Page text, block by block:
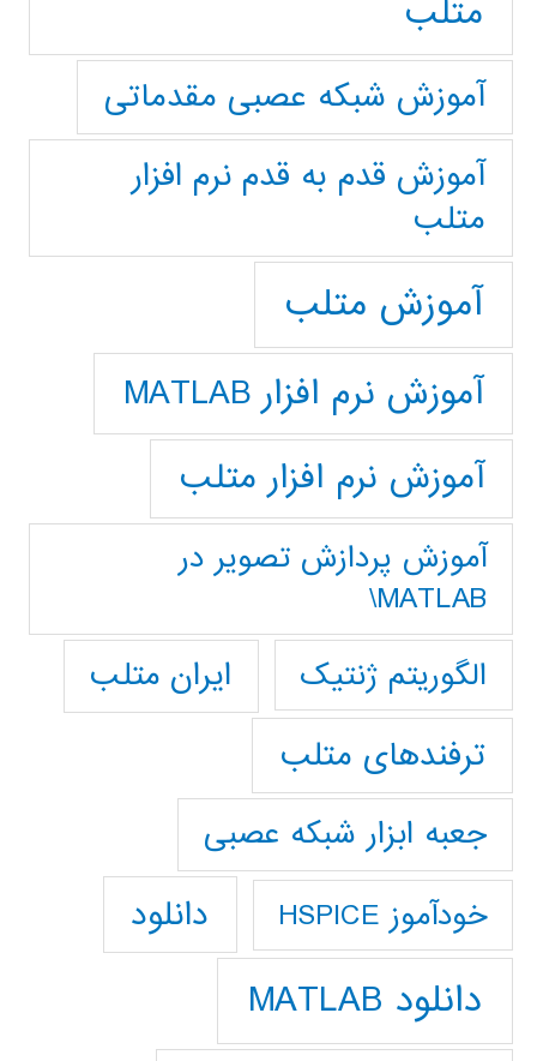
متلب
آموزش شبکه عصبی مقدماتی
آموزش قدم به قدم نرم افزار
متلب
آموزش متلب
آموزش نرم افزار MATLAB
آموزش نرم افزار متلب
آموزش پردازش تصوير در
MATLAB\
الگوریتم ژنتیک
ایران متلب
ترفندهای متلب
جعبه ابزار شبکه عصبی
خودآموز HSPICE دانلود
دانلود MATLAB